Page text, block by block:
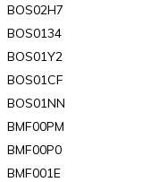
BOS02H7
BOS0134
BOS01Y2
BOS01CF
BOS01NN
BMF00PM
BMF00P0
BMF001E